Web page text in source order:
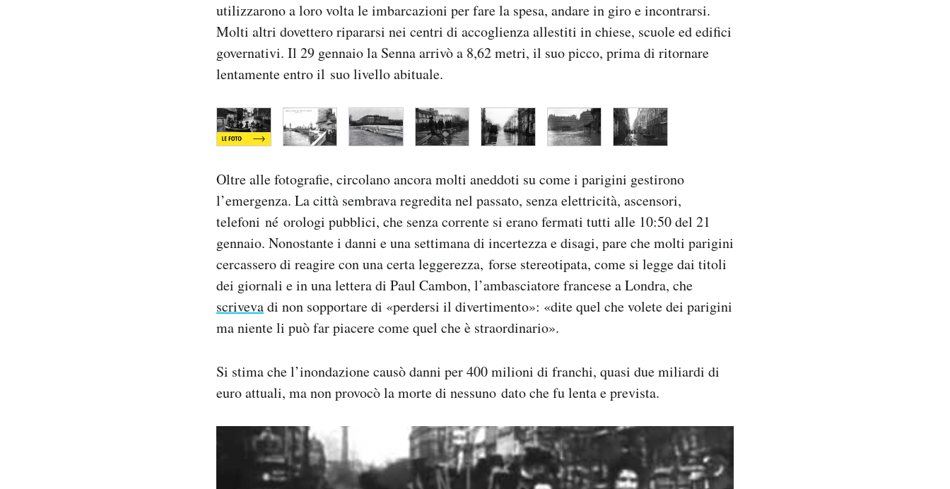
utilizzarono a loro volta le imbarcazioni per fare la spesa, andare in giro e incontrarsi.
Molti altri dovettero ripararsi nei centri di accoglienza allestiti in chiese, scuole ed edifici
governativi. Il 29 gennaio la Senna arrivò a 8,62 metri, il suo picco, prima di ritornare
lentamente entro il suo livello abituale.
Oltre alle fotografie, circolano ancora molti aneddoti su come i parigini gestirono
l’emergenza. La città sembrava regredita nel passato, senza elettricità, ascensori,
telefoni né orologi pubblici, che senza corrente si erano fermati tutti alle 10:50 del 21
gennaio. Nonostante i danni e una settimana di incertezza e disagi, pare che molti parigini
cercassero di reagire con una certa leggerezza, forse stereotipata, come si legge dai titoli
dei giornali e in una lettera di Paul Cambon, l’ambasciatore francese a Londra, che
scrivevadi non sopportare di «perdersi il divertimento»: «dite quel che volete dei parigini
ma niente li può far piacere come quel che è straordinario».
Si stima che l’inondazione causò danni per 400 milioni di franchi, quasi due miliardi di
euro attuali, ma non provocò la morte di nessuno dato che fu lenta e prevista.